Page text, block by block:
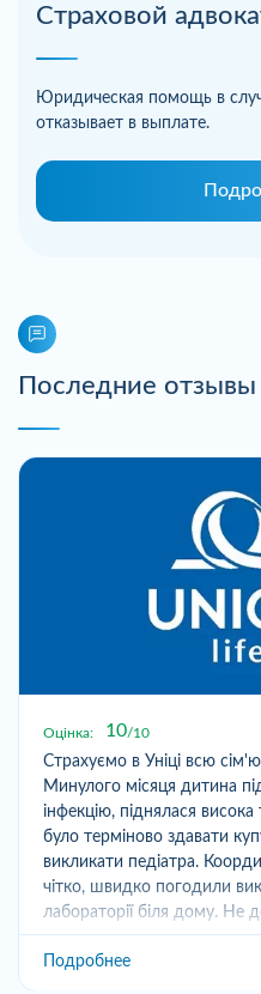
Страховой
Юридическая помощь в
отказывает в выплате.
Последние отзывы
Оцінка: 10 10
Страхуємо в Уніці всю
Минулого місяця дитина
інфекцію, піднялася
було терміново здавати купу
викликати педіатра.
чітко, швидко погодили
лабораторії біля дому. Не
Подробнее